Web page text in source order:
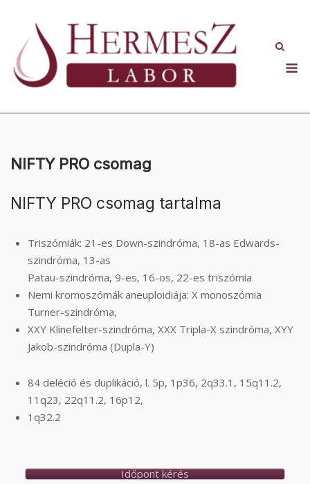
content
NIFTY PRO csomag
NIFTY PRO csomag tartalma
Triszómiák: 21-es Down-szindróma, 18-as Edwards-
szindróma, 13-as
Patau-szindróma, 9-es, 16-os, 22-es triszómia
Nemi kromoszómák aneuploidiája: X monoszómia
Turner-szindróma,
XXY Klinefelter-szindróma, XXX Tripla-X szindróma, XYY
Jakob-szindróma (Dupla-Y)
84 deléció és duplikáció, l. 5p, 1p36, 2q33.1, 15q11.2,
11q23, 22q11.2, 16p12,
1q32.2
Időpont kérés